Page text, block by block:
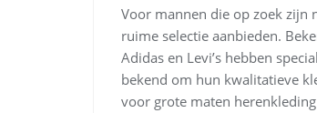
Voor mannen die op zoek zijn
ruime selectie aanbieden.
Adidas en Levi’s hebben
bekend om hun kwalitatieve
voor grote maten